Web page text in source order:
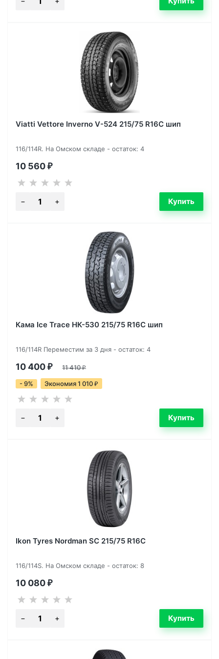
Viatti Vettore Inverno V-524 215/75 R16C шип
116/114R. На Омском складе - остаток: 4
10 560 ₽
Кама Ice Trace НК-530 215/75 R16C шип
116/114R Переместим за 3 дня - остаток: 4
10 400 ₽ 11 410₽
- 9% Экономия 1 010 ₽
Ikon Tyres Nordman SC 215/75 R16C
116/114S. На Омском складе - остаток: 8
10 080 ₽